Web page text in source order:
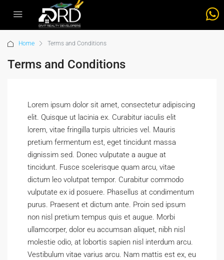
Home Terms and Conditions
Terms and Conditions
Lorem ipsum dolor sit amet, consectetur adipiscing
elit. Quisque ut lacinia ex. Curabitur iaculis elit
lorem, vitae fringilla turpis ultricies vel. Mauris
pretium fermentum est, eget tincidunt massa
dignissim sed. Donec vulputate a augue at
tincidunt. Fusce scelerisque quam arcu, vitae
dictum leo volutpat tempor. Curabitur commodo
vulputate ex id posuere. Phasellus at condimentum
purus. Praesent et dictum ante. Proin sed ipsum
non nisl pretium tempus quis et augue. Morbi
ullamcorper, dolor eu accumsan aliquet, nibh nisl
molestie odio, at lobortis sapien nisl interdum arcu.
Vestibulum vitae varius arcu. Nam mattis est ex, eu